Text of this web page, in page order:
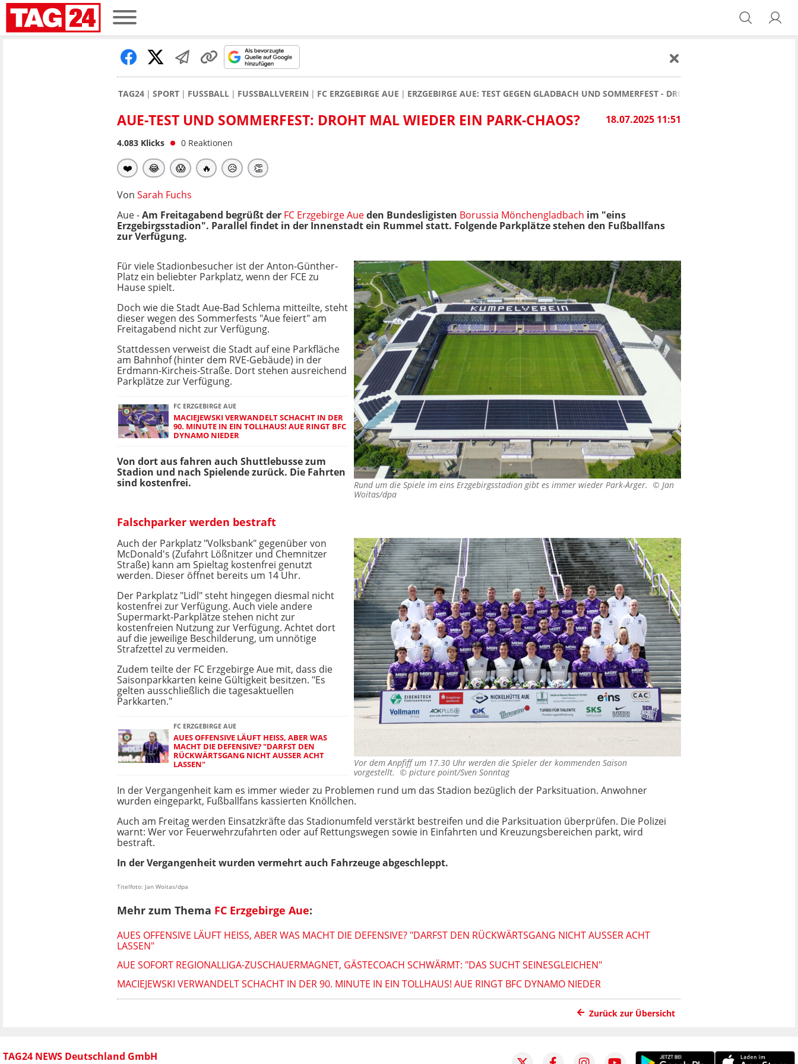
TAG24 SPORT FUSSBALL FUSSBALLVEREIN FC ERZGEBIRGE AUE ERZGEBIRGE AUE: TEST GEGEN GLADBACH UND SOMMERFEST - DROHT MAL WIEDER PARK-
18.07.2025 11:51
AUE-TEST UND SOMMERFEST: DROHT MAL WIEDER EIN PARK-CHAOS?
4.083 Klicks 0 Reaktionen
❤️ 😂 😱 🔥 😥 👏
Von Sarah Fuchs
Aue -Am Freitagabend begrüßt der FC Erzgebirge Aueden Bundesligisten Borussia Mönchengladbach im "eins
Erzgebirgsstadion". Parallel findet in der Innenstadt ein Rummel statt. Folgende Parkplätze stehen den Fußballfans
zur Verfügung.
Rund um die Spiele im eins Erzgebirgsstadion gibt es immer wieder Park-Ärger. © Jan
Woitas/dpa
Für viele Stadionbesucher ist der Anton-Günther-
Platz ein beliebter Parkplatz, wenn der FCE zu
Hause spielt.
Doch wie die Stadt Aue-Bad Schlema mitteilte, steht
dieser wegen des Sommerfests "Aue feiert" am
Freitagabend nicht zur Verfügung.
Stattdessen verweist die Stadt auf eine Parkfläche
am Bahnhof (hinter dem RVE-Gebäude) in der
Erdmann-Kircheis-Straße. Dort stehen ausreichend
Parkplätze zur Verfügung.
FC ERZGEBIRGE AUE
MACIEJEWSKI VERWANDELT SCHACHT IN DER
90. MINUTE IN EIN TOLLHAUS! AUE RINGT BFC
DYNAMO NIEDER
Von dort aus fahren auch Shuttlebusse zum
Stadion und nach Spielende zurück. Die Fahrten
sind kostenfrei.
Falschparker werden bestraft
Vor dem Anpfiff um 17.30 Uhr werden die Spieler der kommenden Saison
vorgestellt. © picture point/Sven Sonntag
Auch der Parkplatz "Volksbank" gegenüber von
McDonald's (Zufahrt Lößnitzer und Chemnitzer
Straße) kann am Spieltag kostenfrei genutzt
werden. Dieser öffnet bereits um 14 Uhr.
Der Parkplatz "Lidl" steht hingegen diesmal nicht
kostenfrei zur Verfügung. Auch viele andere
Supermarkt-Parkplätze stehen nicht zur
kostenfreien Nutzung zur Verfügung. Achtet dort
auf die jeweilige Beschilderung, um unnötige
Strafzettel zu vermeiden.
Zudem teilte der FC Erzgebirge Aue mit, dass die
Saisonparkkarten keine Gültigkeit besitzen. "Es
gelten ausschließlich die tagesaktuellen
Parkkarten."
FC ERZGEBIRGE AUE
AUES OFFENSIVE LÄUFT HEISS, ABER WAS M
ACHT DIE DEFENSIVE? "DARFST DEN R
ÜCKWÄRTSGANG NICHT AUSSER ACHT LA
SSEN"
In der Vergangenheit kam es immer wieder zu Problemen rund um das Stadion bezüglich der Parksituation. Anwohner
wurden eingeparkt, Fußballfans kassierten Knöllchen.
Auch am Freitag werden Einsatzkräfte das Stadionumfeld verstärkt bestreifen und die Parksituation überprüfen. Die Polizei
warnt: Wer vor Feuerwehrzufahrten oder auf Rettungswegen sowie in Einfahrten und Kreuzungsbereichen parkt, wird
bestraft.
In der Vergangenheit wurden vermehrt auch Fahrzeuge abgeschleppt.
Titelfoto: Jan Woitas/dpa
Mehr zum Thema FC Erzgebirge Aue:
AUES OFFENSIVE LÄUFT HEISS, ABER WAS MACHT DIE DEFENSIVE? "DARFST DEN RÜCKWÄRTSGANG NICHT AUSSER ACHT LA
SSEN"
AUE SOFORT REGIONALLIGA-ZUSCHAUERMAGNET, GÄSTECOACH SCHWÄRMT: "DAS SUCHT SEINESGLEICHEN"
MACIEJEWSKI VERWANDELT SCHACHT IN DER 90. MINUTE IN EIN TOLLHAUS! AUE RINGT BFC DYNAMO NIEDER
Zurück zur Übersicht
TAG24 NEWS Deutschland GmbH